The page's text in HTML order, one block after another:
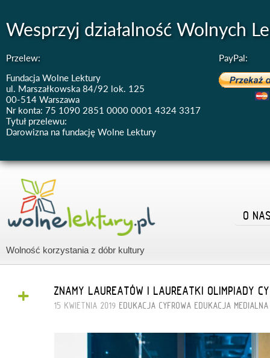
Wesprzyj działalność Wolnych
Przelew:
Fundacja Wolne Lektury
ul. Marszałkowska 84/92 lok. 125
00-514 Warszawa
Nr konta: 75 1090 2851 0000 0001 4324 3317
Tytuł przelewu:
Darowizna na fundację Wolne Lektury
PayPal:
Wolność korzystania z dóbr kultury
O
+ ZNAMY LAUREATÓW I LAUREATKI OLIMPIADY
15 KWIETNIA 2019 EDUKACJA CYFROWA EDUKACJA MEDIALNA